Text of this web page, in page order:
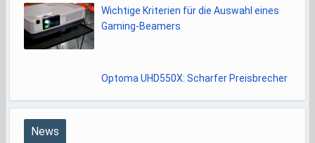
Wichtige Kriterien für die Auswahl eines
Gaming-Beamers
Optoma UHD550X: Scharfer Preisbrecher
News